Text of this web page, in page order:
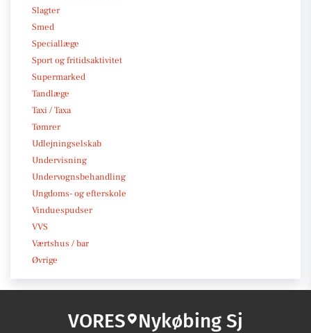
Slagter
Smed
Speciallæge
Sport og fritidsaktivitet
Supermarked
Tandlæge
Taxi / Taxa
Tømrer
Udlejningselskab
Undervisning
Undervognsbehandling
Ungdoms- og efterskole
Vinduespudser
VVS
Værtshus / bar
Øvrige
VORES Nykøbing Sj